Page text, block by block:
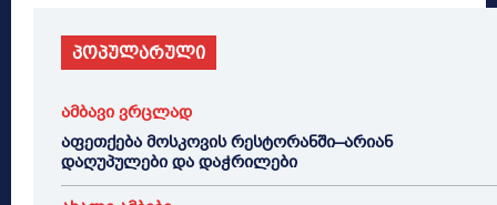
პოპულარული
ამბავი ვრცლად
აფეთქება მოსკოვის რესტორანში–არიან
დაღუპულები და დაჭრილები